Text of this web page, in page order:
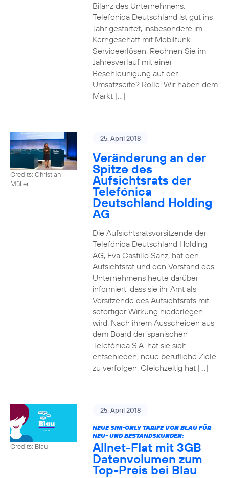
Bilanz des Unternehmens.
Telefonica Deutschland ist gut ins
Jahr gestartet, insbesondere im
Kerngeschäft mit Mobilfunk-
Serviceerlösen. Rechnen Sie im
Jahresverlauf mit einer
Beschleunigung auf der
Umsatzseite? Rolle: Wir haben dem
Markt […]
Credits: Christian
Müller
25. April 2018
Veränderung an der
Spitze des
Aufsichtsrats der
Telefónica
Deutschland Holding
AG
Die Aufsichtsratsvorsitzende der
Telefónica Deutschland Holding
AG, Eva Castillo Sanz, hat den
Aufsichtsrat und den Vorstand des
Unternehmens heute darüber
informiert, dass sie ihr Amt als
Vorsitzende des Aufsichtsrats mit
sofortiger Wirkung niederlegen
wird. Nach ihrem Ausscheiden aus
dem Board der spanischen
Telefónica S.A. hat sie sich
entschieden, neue berufliche Ziele
zu verfolgen. Gleichzeitig hat […]
Credits: Blau
25. April 2018
NEUE SIM-ONLY TARIFE VON BLAU FÜR
NEU- UND BESTANDSKUNDEN:
Allnet-Flat mit 3GB
Datenvolumen zum
Top-Preis bei Blau